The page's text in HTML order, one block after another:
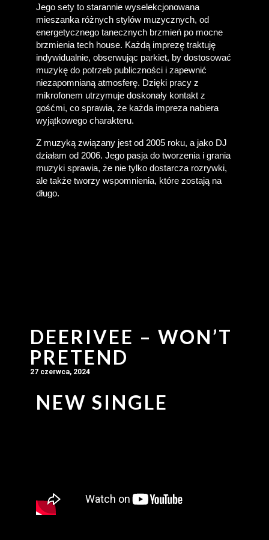
Jego sety to starannie wyselekcjonowana
mieszanka różnych stylów muzycznych, od
energetycznego tanecznych brzmień po mocne
brzmienia tech house. Każdą imprezę traktuję
indywidualnie, obserwując parkiet, by dostosować
muzykę do potrzeb publiczności i zapewnić
niezapomnianą atmosferę. Dzięki pracy z
mikrofonem utrzymuje doskonały kontakt z
gośćmi, co sprawia, że każda impreza nabiera
wyjątkowego charakteru.
Z muzyką związany jest od 2005 roku, a jako DJ
działam od 2006. Jego pasja do tworzenia i grania
muzyki sprawia, że nie tylko dostarcza rozrywki,
ale także tworzy wspomnienia, które zostają na
długo.
DEERIVEE – WON’T
PRETEND
27 czerwca, 2024
NEW SINGLE